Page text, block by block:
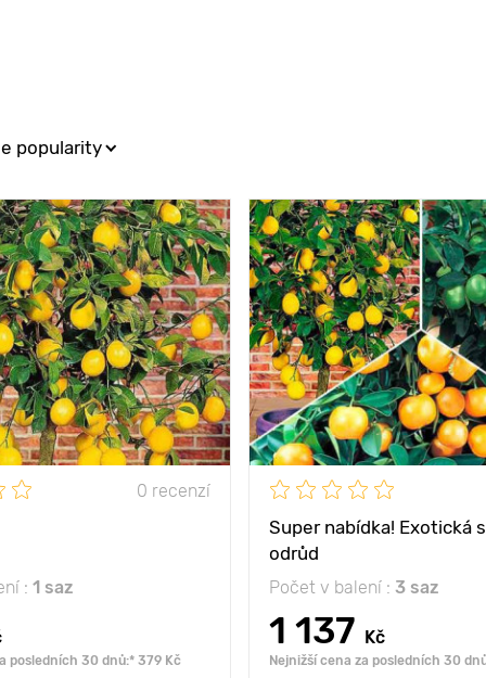
popularity
0 recenzí
: 1 saz
posledních 30 dnů:* 379 Kč
výhra pro všechny!
150 - 180 cm
1 rostlinu na květináč
jasné rozptýlené
světlo
Super nabídka! Exotická
odrůd
Počet v balení : 3 saz
1 137 Kč
Nejnižší cena za posledních 30
Vlastnosti
Výška rostliny
Vzdálenost mezi
rostlinami
1
Poloha